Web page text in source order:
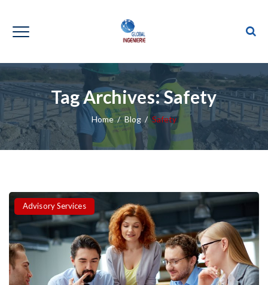
Tag Archives:Safety
Home/Blog /Safety
Categories
Advisory Services